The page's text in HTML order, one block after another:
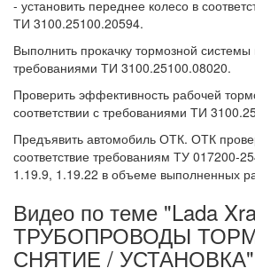
- установить переднее колесо в
ТИ 3100.25100.20594.
Выполнить прокачку тормозной системы
требованиями ТИ 3100.25100.08020.
Проверить эффективность рабочей
соответствии с требованиями ТИ
Предъявить автомобиль ОТК. ОТК
соответствие требованиям ТУ 017200-
1.19.9, 1.19.22 в объеме выполненных
Видео по теме "Lada
ТРУБОПРОВОДЫ
СНЯТИЕ / УСТАНОВКА"